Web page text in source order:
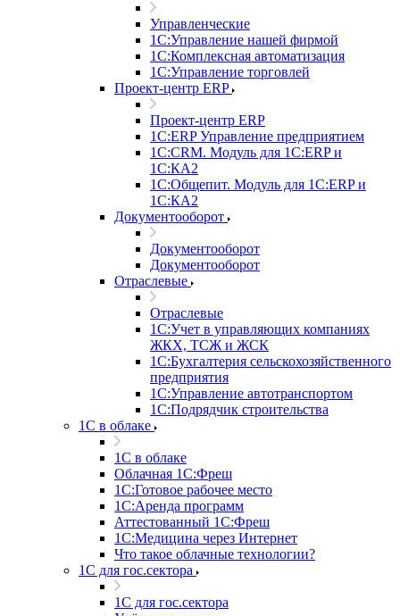
Управленческие
1С:Управление нашей фирмой
1С:Комплексная автоматизация
1С:Управление торговлей
Проект-центр ERP
Проект-центр ERP
1С:ERP Управление предприятием
1С:CRM. Модуль для 1С:ERP и
1С:КА2
1С:Общепит. Модуль для 1С:ERP и
1С:КА2
Документооборот
Документооборот
Документооборот
Отраслевые
Отраслевые
1С:Учет в управляющих компаниях
ЖКХ, ТСЖ и ЖСК
1С:Бухгалтерия сельскохозяйственного
предприятия
1С:Управление автотранспортом
1С:Подрядчик строительства
1C в облаке
1C в облаке
Облачная 1С:Фреш
1С:Готовое рабочее место
1C:Аренда программ
Аттестованный 1С:Фреш
1С:Медицина через Интернет
Что такое облачные технологии?
1С для гос.сектора
1С для гос.сектора